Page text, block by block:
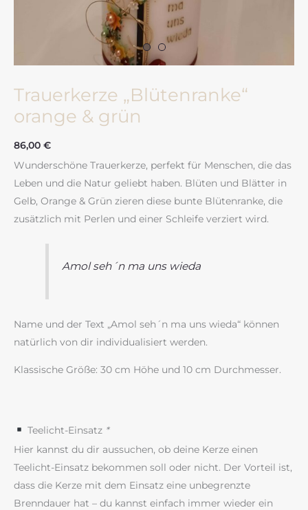
Trauerkerze „Blütenranke“
orange & grün
86,00 €
Wunderschöne Trauerkerze, perfekt für Menschen, die das
Leben und die Natur geliebt haben. Blüten und Blätter in
Gelb, Orange & Grün zieren diese bunte Blütenranke, die
zusätzlich mit Perlen und einer Schleife verziert wird.
Amol seh´n ma uns wieda
Name und der Text „Amol seh´n ma uns wieda“ können
natürlich von dir individualisiert werden.
Klassische Größe: 30 cm Höhe und 10 cm Durchmesser.
Teelicht-Einsatz *
Hier kannst du dir aussuchen, ob deine Kerze einen
Teelicht-Einsatz bekommen soll oder nicht. Der Vorteil ist,
dass die Kerze mit dem Einsatz eine unbegrenzte
Brenndauer hat – du kannst einfach immer wieder ein